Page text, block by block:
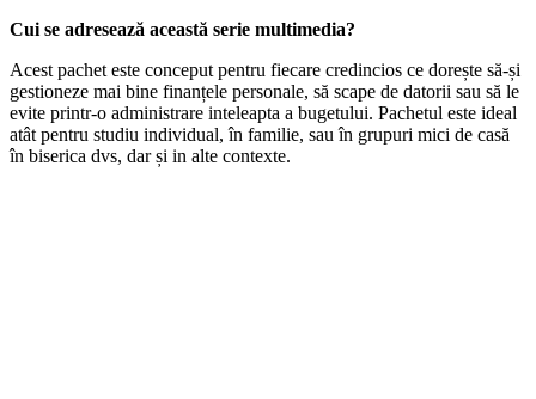
Cui se adresează această serie multimedia?
Acest pachet este conceput pentru fiecare credincios ce dorește să-și
gestioneze mai bine finanțele personale, să scape de datorii sau să le
evite printr-o administrare inteleapta a bugetului. Pachetul este ideal
atât pentru studiu individual, în familie, sau în grupuri mici de casă
în biserica dvs, dar și in alte contexte.